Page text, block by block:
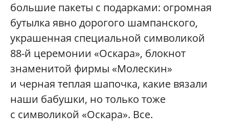
большие пакеты с подарками: огромная
бутылка явно дорогого шампанского,
украшенная специальной символикой
88-й церемонии «Оскара», блокнот
знаменитой фирмы «Молескин»
и черная теплая шапочка, какие вязали
наши бабушки, но только тоже
с символикой «Оскара». Все.